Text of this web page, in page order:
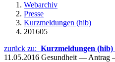
Webarchiv
Presse
Kurzmeldungen (hib)
201605
zurück zu: Kurzmeldungen (hib)
11.05.2016 Gesundheit — Antrag